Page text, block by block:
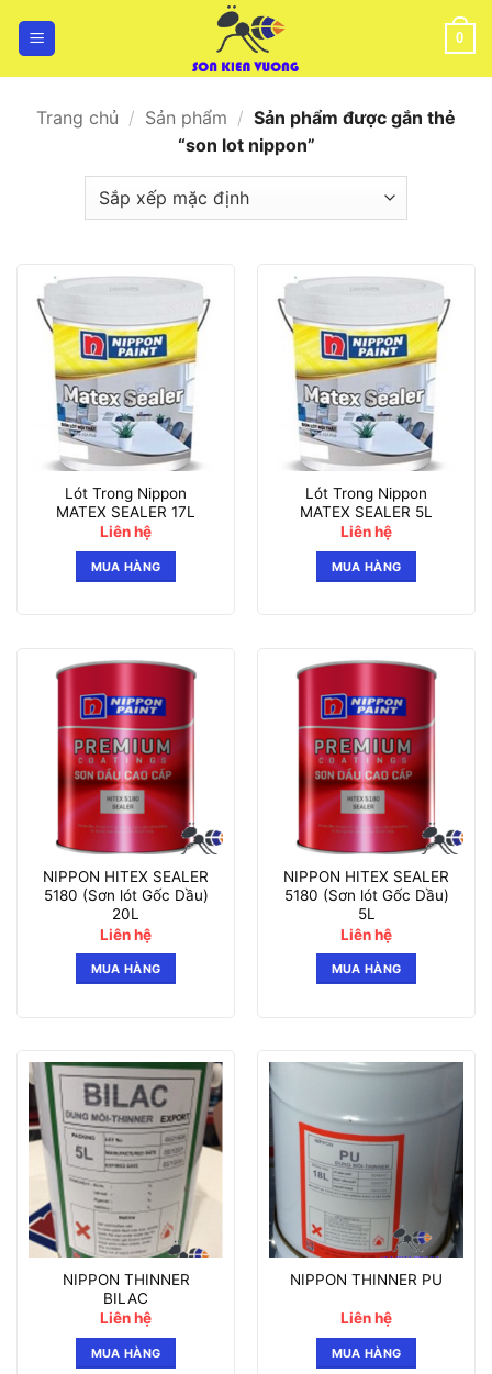
0
Trang chủ / Sản phẩm / Sản phẩm được gắn thẻ
“son lot nippon”
Lót Trong Nippon
MATEX SEALER 17L
Liên hệ
MUA HÀNG
Lót Trong Nippon
MATEX SEALER 5L
Liên hệ
MUA HÀNG
NIPPON HITEX SEALER
5180 (Sơn lót Gốc Dầu)
20L
Liên hệ
MUA HÀNG
NIPPON HITEX SEALER
5180 (Sơn lót Gốc Dầu)
5L
Liên hệ
MUA HÀNG
NIPPON THINNER
BILAC
Liên hệ
MUA HÀNG
NIPPON THINNER PU
Liên hệ
MUA HÀNG